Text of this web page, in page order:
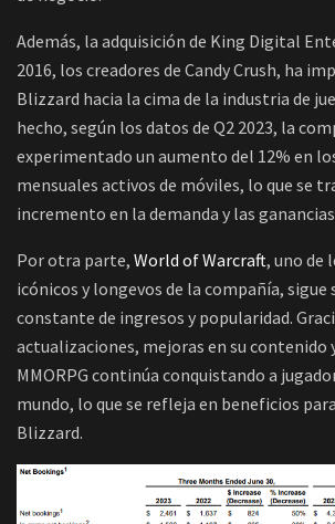
Además, la adquisición de King Digital
2016, los creadores de Candy Crush, ha
Blizzard hacia la cima de la industria de
hecho, según los datos de Q2 2023, la
experimentado un aumento del 12% en
mensuales activos de móviles, lo que se
incremento en la demanda y las
Por otra parte, World of Warcraft, uno de
icónicos y longevos de la compañía, sigue
constante de ingresos y popularidad.
actualizaciones, mejoras en su contenido
MMORPG continúa conquistando a
mundo, lo que se refleja en beneficios
Blizzard.